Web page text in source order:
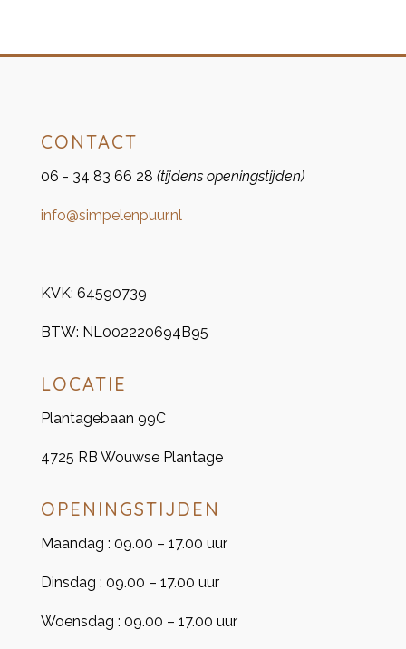
CONTACT
06 - 34 83 66 28 (tijdens openingstijden)
info@simpelenpuur.nl
KVK: 64590739
BTW: NL002220694B95
LOCATIE
Plantagebaan 99C
4725 RB Wouwse Plantage
OPENINGSTIJDEN
Maandag : 09.00 – 17.00 uur
Dinsdag : 09.00 – 17.00 uur
Woensdag : 09.00 – 17.00 uur